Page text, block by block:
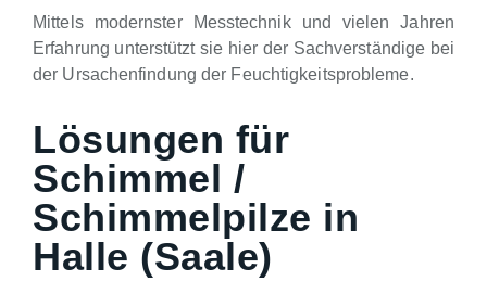
Mittels modernster Messtechnik und vielen Jahren
Erfahrung unterstützt sie hier der Sachverständige bei
der Ursachenfindung der Feuchtigkeitsprobleme.
Lösungen für
Schimmel /
Schimmelpilze in
Halle (Saale)